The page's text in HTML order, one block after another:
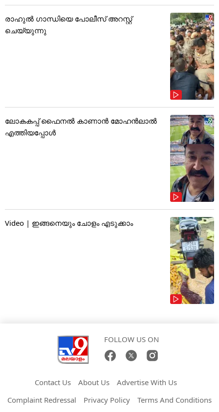
രാഹുൽ ഗാന്ധിയെ പോലീസ് അറസ്റ്റ്
ചെയ്യുന്നു
ലോകകപ്പ് ഫൈനൽ കാണാൻ മോഹൻലാൽ
എത്തിയപ്പോൾ
Video | ഇങ്ങനെയും ചോളം എടുക്കാം
FOLLOW US ON
Contact Us About Us
Advertise With Us
Complaint Redressal
Privacy Policy Terms And Conditions